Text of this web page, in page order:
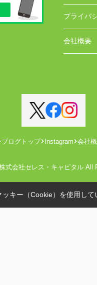
プライバ
会社概要
ブログトップ Instagram 会社
式会社セレス・キャピタル All
キー（Cookie）を使用して